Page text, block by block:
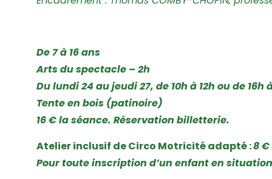
De 7 à 16 ans
Arts du spectacle – 2h
Du lundi 24 au jeudi 27, de 10h à 12h ou de 16h
Tente en bois (patinoire)
16 € la séance. Réservation billetterie.
Atelier inclusif de Circo Motricité adapté :8 €
Pour toute inscription d’un enfant en